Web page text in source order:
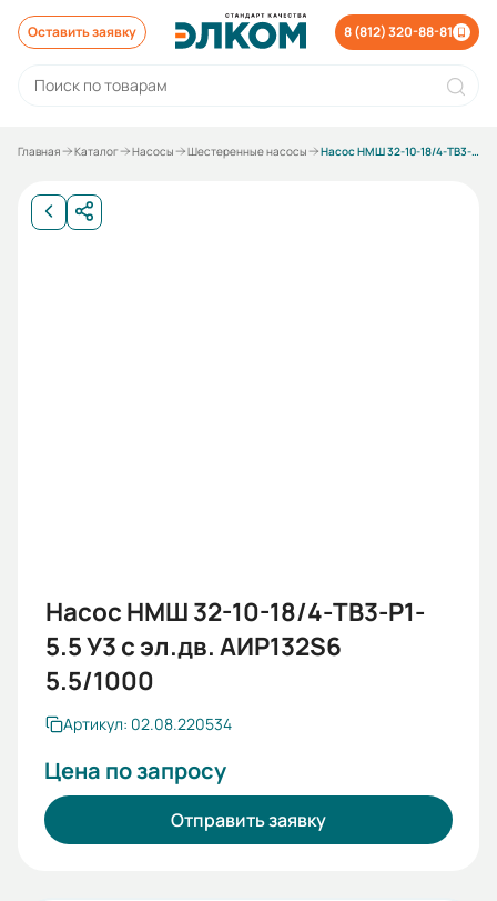
Оставить заявку 8 (812) 320-88-81
Главная Каталог Насосы Шестеренные насосы Насос НМШ 32-10-18/4-ТВ3-Р1-5.5 У3 с эл.дв. АИР132S6 5.5/1000
Насос НМШ 32-10-18/4-ТВ3-Р1-
5.5 У3 с эл.дв. АИР132S6
5.5/1000
Артикул: 02.08.220534
Цена по запросу
Отправить заявку